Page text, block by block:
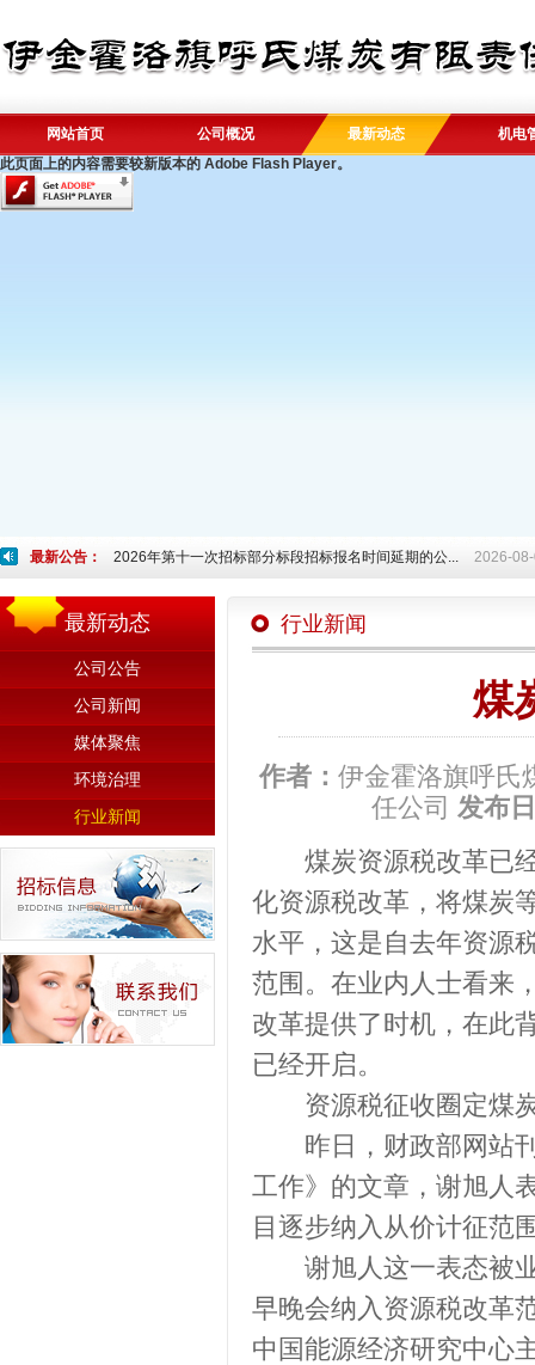
网站首页 公司概况 最新动态
机电
此页面上的内容需要较新版本的 Adobe Flash Player。
最新公告： 2026年第十一次招标部分标段招标报名时间延期的公... 2026-
最新动态
公司公告
公司新闻
媒体聚焦
环境治理
行业新闻
行业新闻
煤
作者： 伊金霍洛旗呼氏
任公司 发布
煤炭资源税改革已经
化资源税改革，将煤炭
水平，这是自去年资源
范围。在业内人士看来
改革提供了时机，在此
已经开启。
资源税征收圈定煤
昨日，财政部网站刊
工作》的文章，谢旭人
目逐步纳入从价计征范
谢旭人这一表态被业
早晚会纳入资源税改革
中国能源经济研究中心